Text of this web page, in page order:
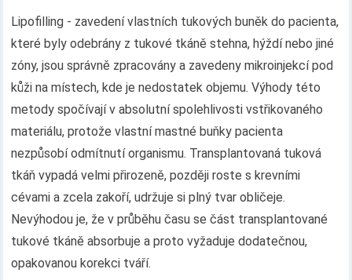
Lipofilling - zavedení vlastních tukových buněk do pacienta,
které byly odebrány z tukové tkáně stehna, hýždí nebo jiné
zóny, jsou správně zpracovány a zavedeny mikroinjekcí pod
kůži na místech, kde je nedostatek objemu. Výhody této
metody spočívají v absolutní spolehlivosti vstřikovaného
materiálu, protože vlastní mastné buňky pacienta
nezpůsobí odmítnutí organismu. Transplantovaná tuková
tkáň vypadá velmi přirozeně, později roste s krevními
cévami a zcela zakoří, udržuje si plný tvar obličeje.
Nevýhodou je, že v průběhu času se část transplantované
tukové tkáně absorbuje a proto vyžaduje dodatečnou,
opakovanou korekci tváří.